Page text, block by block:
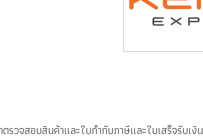
รวจสอบสินค้าและใบกำกับภาษีและใบเสร็จรับเงิ